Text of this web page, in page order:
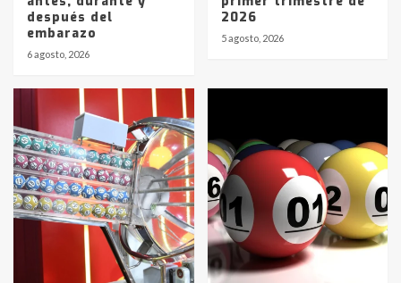
después del
embarazo
6 agosto, 2026
2026
5 agosto, 2026